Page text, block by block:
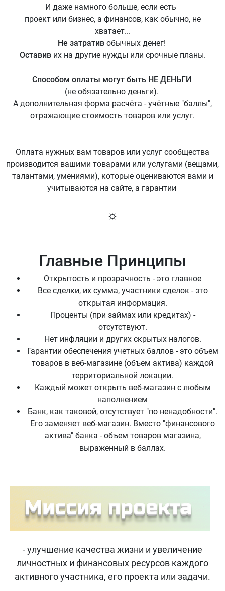
И даже намного больше, если есть
проект или бизнес, а финансов, как обычно, не
хватает...
Не затративобычных денег!
Оставив их на другие нужды или срочные планы.
Способом оплаты могут быть НЕ ДЕНЬГИ
(не обязательно деньги).
А дополнительная форма расчёта - учётные "баллы",
отражающие стоимость товаров или услуг.
Оплата нужных вам товаров или услуг сообщества
производится вашими товарами или услугами (вещами,
талантами, умениями), которые оцениваются вами и
учитываются на сайте, а гарантии
☼
Главные Принципы
Открытость и прозрачность - это главное
Все сделки, их сумма, участники сделок - это
открытая информация.
Проценты (при займах или кредитах) -
отсутствуют.
Нет инфляции и других скрытых налогов.
Гарантии обеспечения учетных баллов - это объем
товаров в веб-магазине (объем актива) каждой
территориальной локации.
Каждый может открыть веб-магазин с любым
наполнением
Банк, как таковой, отсутствует "по ненадобности".
Его заменяет веб-магазин. Вместо "финансового
актива" банка - объем товаров магазина,
выраженный в баллах.
- улучшение качества жизни и увеличение
личностных и финансовых ресурсов каждого
активного участника, его проекта или задачи.